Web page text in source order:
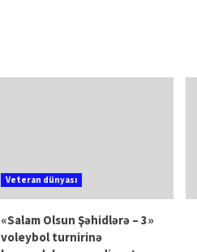
Veteran dünyası
«Salam Olsun Şəhidlərə – 3»
voleybol turnirinə